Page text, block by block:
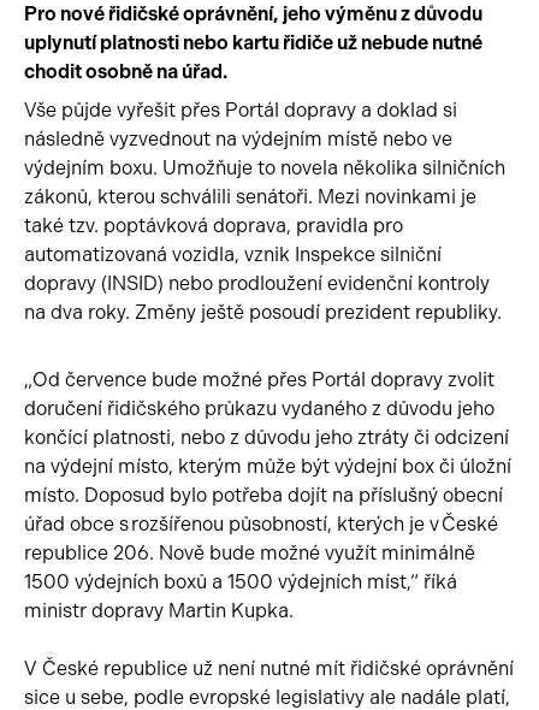
Náhradní díly
Videa
Pro nové řidičské oprávnění, jeho výměnu z důvodu
uplynutí platnosti nebo kartu řidiče už nebude nutné
chodit osobně na úřad.
Vše půjde vyřešit přes Portál dopravy a doklad si
následně vyzvednout na výdejním místě nebo ve
výdejním boxu. Umožňuje to novela několika silničních
zákonů, kterou schválili senátoři. Mezi novinkami je
také tzv. poptávková doprava, pravidla pro
automatizovaná vozidla, vznik Inspekce silniční
dopravy (INSID) nebo prodloužení evidenční kontroly
na dva roky. Změny ještě posoudí prezident republiky.
„Od července bude možné přes Portál dopravy zvolit
doručení řidičského průkazu vydaného z důvodu jeho
končící platnosti, nebo z důvodu jeho ztráty či odcizení
na výdejní místo, kterým může být výdejní box či úložní
místo. Doposud bylo potřeba dojít na příslušný obecní
úřad obce s rozšířenou působností, kterých je v České
republice 206. Nově bude možné využít minimálně
1500 výdejních boxů a 1500 výdejních míst,“ říká
ministr dopravy Martin Kupka.
V České republice už není nutné mít řidičské oprávnění
sice u sebe, podle evropské legislativy ale nadále platí,